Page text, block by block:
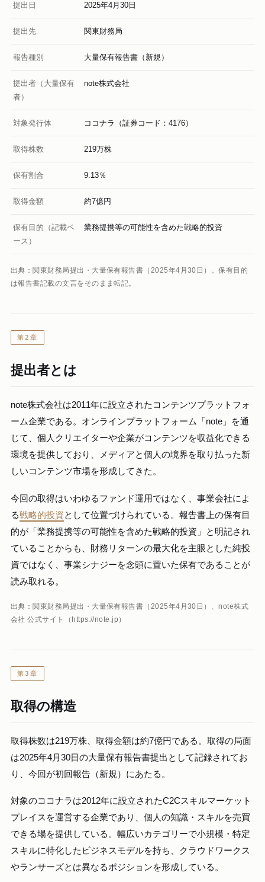
提出日 2025年4月30日
提出先 関東財務局
報告種別 大量保有報告書（新規）
提出者（大量保有
者）
note株式会社
対象発行体 ココナラ（証券コード：4176）
取得株数 219万株
保有割合 9.13％
取得金額 約7億円
保有目的（記載ベ
ース）
業務提携等の可能性を含めた戦略的投資
出典：関東財務局提出・大量保有報告書（2025年4月30日）。保有目的
は報告書記載の文言をそのまま転記。
第2章
提出者とは
note株式会社は2011年に設立されたコンテンツプラットフォ
ーム企業である。オンラインプラットフォーム「note」を通
じて、個人クリエイターや企業がコンテンツを収益化できる
環境を提供しており、メディアと個人の境界を取り払った新
しいコンテンツ市場を形成してきた。
今回の取得はいわゆるファンド運用ではなく、事業会社によ
る戦略的投資として位置づけられている。報告書上の保有目
的が「業務提携等の可能性を含めた戦略的投資」と明記され
ていることからも、財務リターンの最大化を主眼とした純投
資ではなく、事業シナジーを念頭に置いた保有であることが
読み取れる。
出典：関東財務局提出・大量保有報告書（2025年4月30日）、note株式
会社 公式サイト（https://note.jp）
第3章
取得の構造
取得株数は219万株、取得金額は約7億円である。取得の局面
は2025年4月30日の大量保有報告書提出として記録されてお
り、今回が初回報告（新規）にあたる。
対象のココナラは2012年に設立されたC2Cスキルマーケット
プレイスを運営する企業であり、個人の知識・スキルを売買
できる場を提供している。幅広いカテゴリーで小規模・特定
スキルに特化したビジネスモデルを持ち、クラウドワークス
やランサーズとは異なるポジションを形成している。